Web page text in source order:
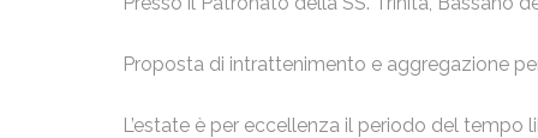
Proposta di intrattenimento e aggregazione
L’estate è per eccellenza il periodo del tempo